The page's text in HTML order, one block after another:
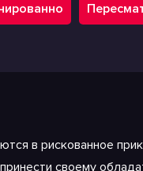
в рискованное
своему